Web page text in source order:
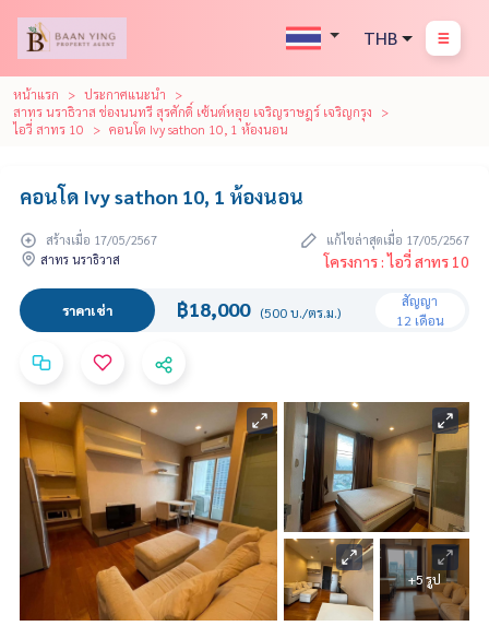
THB
หน้าแรก
ประกาศแนะนำ
สาทร นราธิวาส ช่องนนทรี สุรศักดิ์ เซ้นต์หลุย เจริญราษฎร์ เจริญกรุง
ไอวี่ สาทร 10
คอนโด Ivy sathon 10, 1 ห้องนอน
คอนโด Ivy sathon 10, 1 ห้องนอน
สร้างเมื่อ 17/05/2567
แก้ไขล่าสุดเมื่อ 17/05/2567
สาทร นราธิวาส
โครงการ : ไอวี่ สาทร 10
ราคาเช่า ฿18,000 (500 บ./ตร.ม.)
สัญญา
12 เดือน
+5 รูป